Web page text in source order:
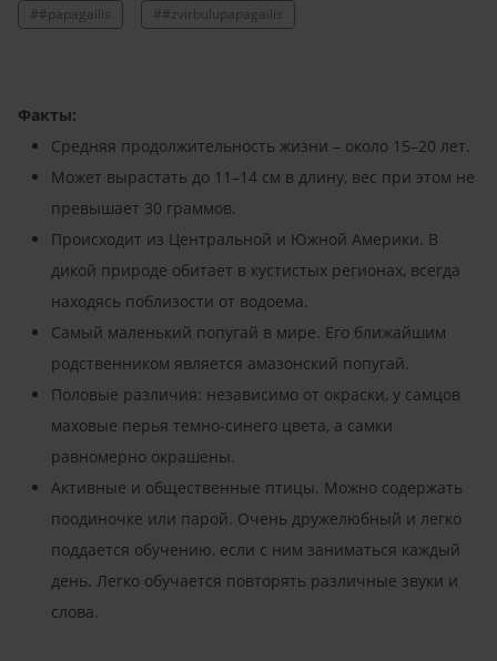
##papagailis ##zvirbulupapagailis
Факты:
Средняя продолжительность жизни – около 15–20 лет.
Может вырастать до 11–14 см в длину, вес при этом не
превышает 30 граммов.
Происходит из Центральной и Южной Америки. В
дикой природе обитает в кустистых регионах, всегда
находясь поблизости от водоема.
Самый маленький попугай в мире. Его ближайшим
родственником является амазонский попугай.
Половые различия: независимо от окраски, у самцов
маховые перья темно-синего цвета, а самки
равномерно окрашены.
Активные и общественные птицы. Можно содержать
поодиночке или парой. Очень дружелюбный и легко
поддается обучению, если с ним заниматься каждый
день. Легко обучается повторять различные звуки и
слова.